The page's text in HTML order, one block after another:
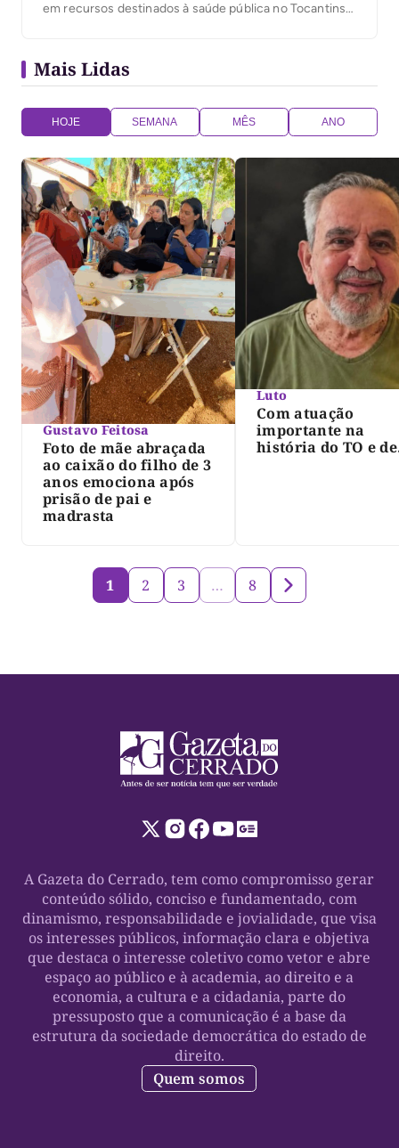
em recursos destinados à saúde pública no Tocantins.
que é fruto de emenda de bancada, junto com o
senador Eduardo Gomes e […]
Mais Lidas
HOJE SEMANA MÊS ANO
Gustavo Feitosa
Foto de mãe abraçada
ao caixão do filho de 3
anos emociona após
prisão de pai e
madrasta
Luto
Com atuação
importante na
história do TO e de
1 2 3 … 8
A Gazeta do Cerrado, tem como compromisso gerar
conteúdo sólido, conciso e fundamentado, com
dinamismo, responsabilidade e jovialidade, que visa
os interesses públicos, informação clara e objetiva
que destaca o interesse coletivo como vetor e abre
espaço ao público e à academia, ao direito e a
economia, a cultura e a cidadania, parte do
pressuposto que a comunicação é a base da
estrutura da sociedade democrática do estado de
direito.
Quem somos